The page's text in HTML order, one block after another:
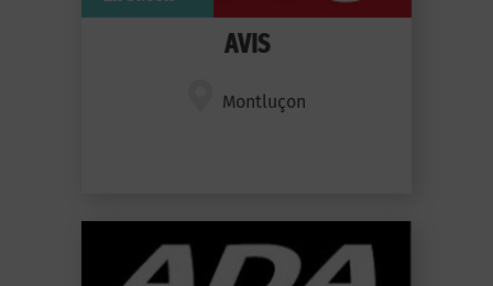
AVIS
Montluçon